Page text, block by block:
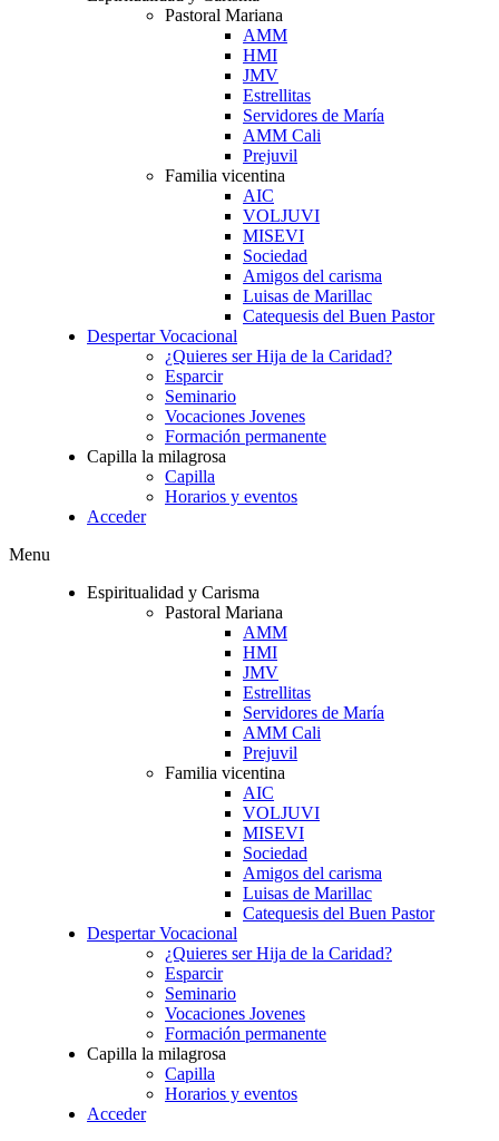
Pastoral Mariana
AMM
HMI
JMV
Estrellitas
Servidores de María
AMM Cali
Prejuvil
Familia vicentina
AIC
VOLJUVI
MISEVI
Sociedad
Amigos del carisma
Luisas de Marillac
Catequesis del Buen Pastor
Despertar Vocacional
¿Quieres ser Hija de la Caridad?
Esparcir
Seminario
Vocaciones Jovenes
Formación permanente
Capilla la milagrosa
Capilla
Horarios y eventos
Acceder
Menu
Espiritualidad y Carisma
Pastoral Mariana
AMM
HMI
JMV
Estrellitas
Servidores de María
AMM Cali
Prejuvil
Familia vicentina
AIC
VOLJUVI
MISEVI
Sociedad
Amigos del carisma
Luisas de Marillac
Catequesis del Buen Pastor
Despertar Vocacional
¿Quieres ser Hija de la Caridad?
Esparcir
Seminario
Vocaciones Jovenes
Formación permanente
Capilla la milagrosa
Capilla
Horarios y eventos
Acceder